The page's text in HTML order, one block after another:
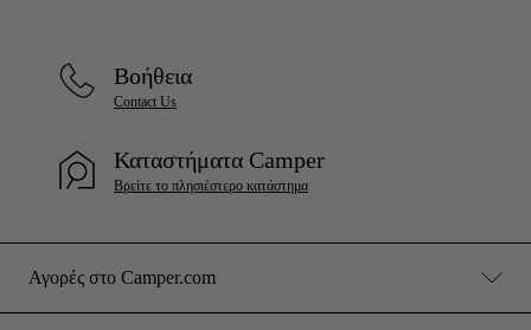
Αγορές στο Camper.com
Βοήθεια
Contact Us
Καταστήματα Camper
Βρείτε το πλησιέστερο κατάστημα